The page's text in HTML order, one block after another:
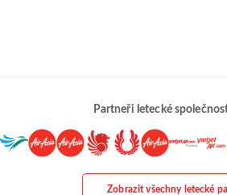
Partneři letecké
Zobrazit všechny letecké